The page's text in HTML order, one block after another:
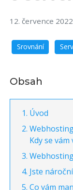
12. července 2022
Srovnání
Obsah
Úvod
Kdy se vám
Jste
Co vám